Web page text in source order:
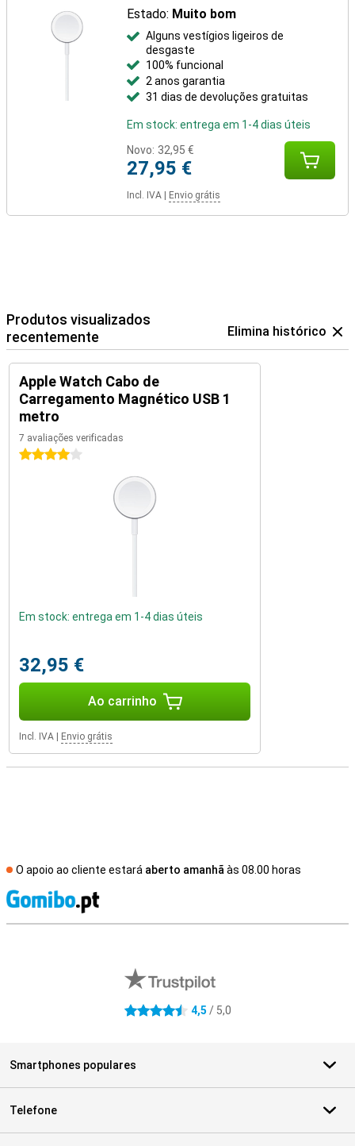
Estado: Muito bom
Alguns vestígios ligeiros de
desgaste
100% funcional
2 anos garantia
31 dias de devoluções gratuitas
Em stock: entrega em 1-4 dias úteis
Novo: 32,95 €
27,95 €
Incl. IVA Envio grátis
Produtos visualizados
recentemente
Elimina histórico
Apple Watch Cabo de
Carregamento Magnético USB 1
metro
7 avaliações verificadas
4 estrelas
Em stock: entrega em 1-4 dias úteis
32,95 €
Ao carrinho
Incl. IVA Envio grátis
O apoio ao cliente estará aberto amanhã às 08.00 horas
4.5 estrelas 4,5 / 5,0
Smartphones populares
Telefone